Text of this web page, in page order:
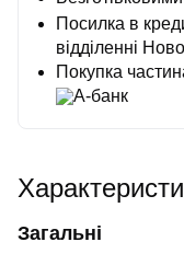
Посилка в
відділенні
Покупка
А-банк
Загальні